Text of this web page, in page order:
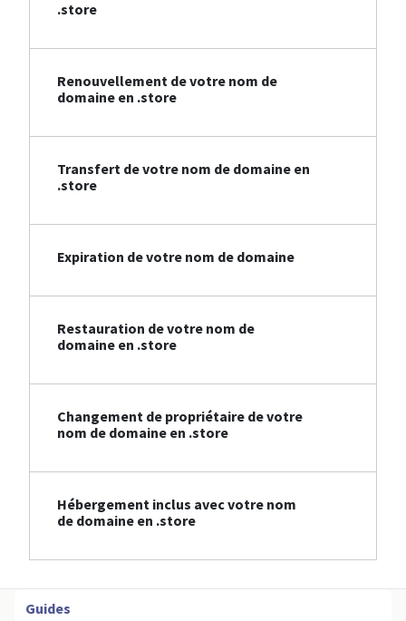
.store
Renouvellement de votre nom de
domaine en .store
Transfert de votre nom de domaine en
.store
Expiration de votre nom de domaine
Restauration de votre nom de
domaine en .store
Changement de propriétaire de votre
nom de domaine en .store
Hébergement inclus avec votre nom
de domaine en .store
Guides